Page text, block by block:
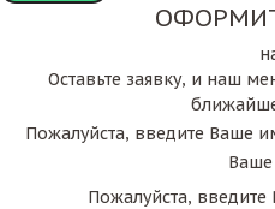
Оставьте заявку, и наш
Пожалуйста, введите Ваше
Пожалуйста,